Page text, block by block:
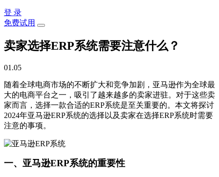
登 录
免费试用
卖家选择ERP系统需要注意什么？
01.05
随着全球电商市场的不断扩大和竞争加剧，亚马逊作为全球最
大的电商平台之一，吸引了越来越多的卖家进驻。对于这些卖
家而言，选择一款合适的ERP系统是至关重要的。本文将探讨
2024年亚马逊ERP系统的选择以及卖家在选择ERP系统时需要
注意的事项。
一、亚马逊ERP系统的重要性